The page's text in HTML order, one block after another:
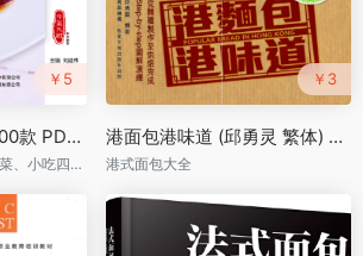
￥5
中国大厨 经典粤菜100款 PDF下载
囊括烧腊、广府菜、地方菜、小吃四部分，深挖祖传烧腊、卤水配方，总结烹调知识，集市面流行粤菜精华
￥3
港面包港味道 (邱勇灵 繁体) PDF下载
港式面包大全